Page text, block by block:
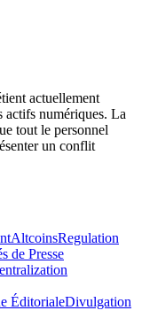
actuellement
actifs numériques. La
tout le personnel
un conflit
AltcoinsRegulation
de Presse
ÉditorialeDivulgation